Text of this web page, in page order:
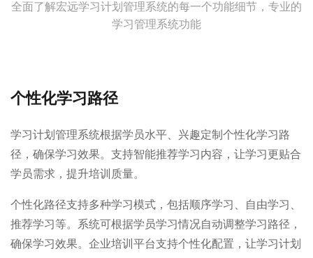
全面了解宏远学习计划管理系统的每一个功能细节，专业的
学习管理系统功能
个性化学习路径
学习计划管理系统根据学员水平、兴趣定制个性化学习路
径，确保学习效果。支持智能推荐学习内容，让学习更贴合
学员需求，提升培训质量。
个性化路径支持多种学习模式，包括顺序学习、自由学习、
推荐学习等。系统可根据学员学习情况自动调整学习路径，
确保学习效果。企业培训平台支持个性化配置，让学习计划